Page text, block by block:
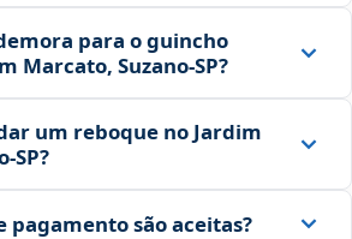
para o guincho
Marcato, Suzano‑SP?
um reboque no Jardim
pagamento são aceitas?